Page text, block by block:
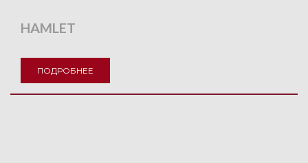
HAMLET
ПОДРОБНЕЕ